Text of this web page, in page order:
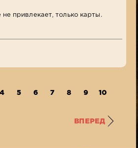
привлекает, только карты.
4 5 6 7 8 9 10
ВПЕРЕД